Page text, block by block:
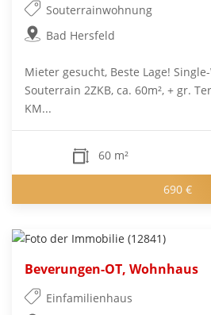
Souterrainwohnung
Bad Hersfeld
Mieter gesucht, Beste Lage!
Souterrain 2ZKB, ca. 60m², + gr.
KM...
60 m²
690 €
Beverungen-OT, Wohnhaus
Einfamilienhaus